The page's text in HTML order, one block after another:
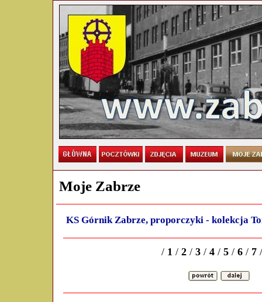
Moje Zabrze
KS Górnik Zabrze, proporczyki - kolekcja
/ 1 / 2 / 3 / 4 / 5 / 6 / 7